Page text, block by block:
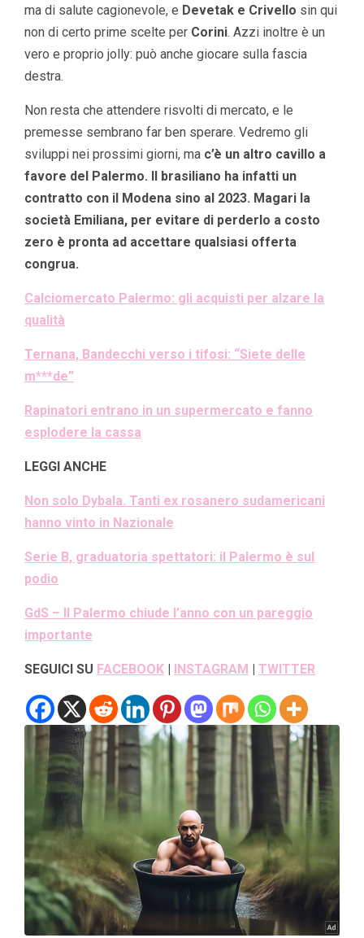
ma di salute cagionevole, e Devetak e Crivello sin qui
non di certo prime scelte per Corini. Azzi inoltre è un
vero e proprio jolly: può anche giocare sulla fascia
destra.
Non resta che attendere risvolti di mercato, e le
premesse sembrano far ben sperare. Vedremo gli
sviluppi nei prossimi giorni, ma c’è un altro cavillo a
favore del Palermo. Il brasiliano ha infatti un
contratto con il Modena sino al 2023. Magari la
società Emiliana, per evitare di perderlo a costo
zero è pronta ad accettare qualsiasi offerta
congrua.
Calciomercato Palermo: gli acquisti per alzare la
qualità
Ternana, Bandecchi verso i tifosi: “Siete delle
m***de”
Rapinatori entrano in un supermercato e fanno
esplodere la cassa
LEGGI ANCHE
Non solo Dybala. Tanti ex rosanero sudamericani
hanno vinto in Nazionale
Serie B, graduatoria spettatori: il Palermo è sul
podio
GdS – Il Palermo chiude l’anno con un pareggio
importante
SEGUICI SU FACEBOOK | INSTAGRAM | TWITTER